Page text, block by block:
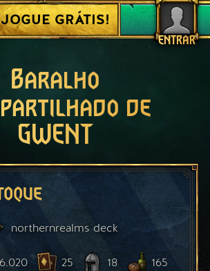
ENTRAR
JOGUE GRÁTIS!
Baralho
de
GWENT
northernrealmsdeck
6.020 25 18 165